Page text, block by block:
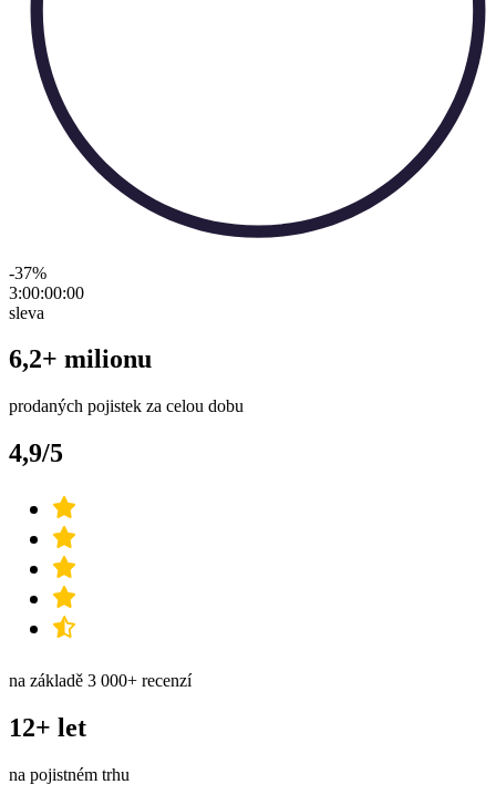
-37%
3:00:00:00
sleva
6,2+ milionu
prodaných pojistek za celou dobu
4,9/5
na základě 3 000+ recenzí
12+ let
na pojistném trhu